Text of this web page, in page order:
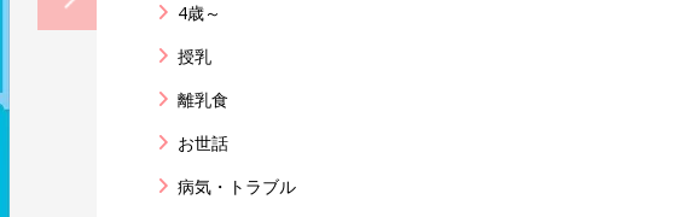
4歳～
授乳
離乳食
お世話
病気・トラブル